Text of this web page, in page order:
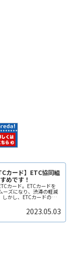
カード】ETC協同組
めです！
カード。ETCカードを
ーズになり、渋滞の軽減
かし、ETCカードの種
2023.05.03